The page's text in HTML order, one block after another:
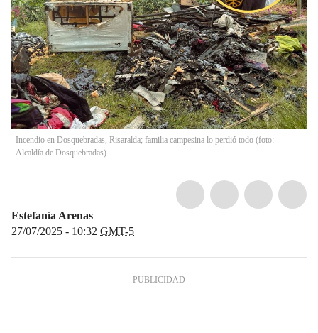
Incendio en Dosquebradas, Risaralda; familia campesina lo perdió todo (foto:
Alcaldía de Dosquebradas)
Estefanía Arenas
27/07/2025 - 10:32 GMT-5